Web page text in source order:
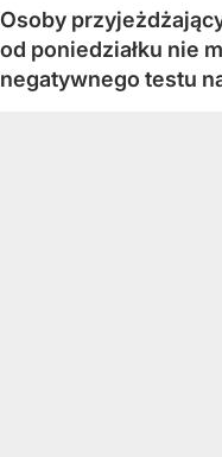
Osoby
od poniedziałku nie
negatywnego testu